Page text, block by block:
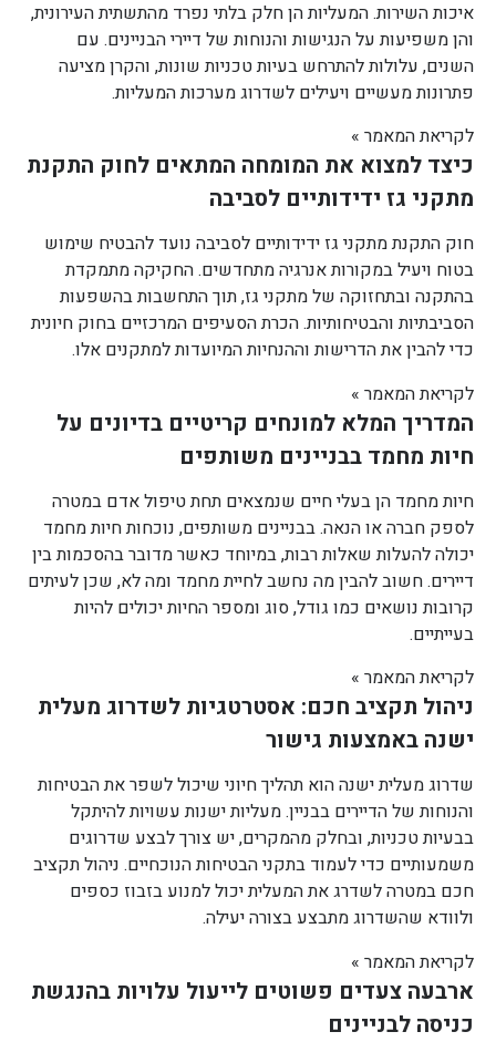
איכות השירות. המעליות הן חלק בלתי נפרד מהתשתית העירונית,
והן משפיעות על הנגישות והנוחות של דיירי הבניינים. עם
השנים, עלולות להתרחש בעיות טכניות שונות, והקרן מציעה
פתרונות מעשיים ויעילים לשדרוג מערכות המעליות.
לקריאת המאמר »
כיצד למצוא את המומחה המתאים לחוק התקנת
מתקני גז ידידותיים לסביבה
חוק התקנת מתקני גז ידידותיים לסביבה נועד להבטיח שימוש
בטוח ויעיל במקורות אנרגיה מתחדשים. החקיקה מתמקדת
בהתקנה ובתחזוקה של מתקני גז, תוך התחשבות בהשפעות
הסביבתיות והבטיחותיות. הכרת הסעיפים המרכזיים בחוק חיונית
כדי להבין את הדרישות וההנחיות המיועדות למתקנים אלו.
לקריאת המאמר »
המדריך המלא למונחים קריטיים בדיונים על
חיות מחמד בבניינים משותפים
חיות מחמד הן בעלי חיים שנמצאים תחת טיפול אדם במטרה
לספק חברה או הנאה. בבניינים משותפים, נוכחות חיות מחמד
יכולה להעלות שאלות רבות, במיוחד כאשר מדובר בהסכמות בין
דיירים. חשוב להבין מה נחשב לחיית מחמד ומה לא, שכן לעיתים
קרובות נושאים כמו גודל, סוג ומספר החיות יכולים להיות
בעייתיים.
לקריאת המאמר »
ניהול תקציב חכם: אסטרטגיות לשדרוג מעלית
ישנה באמצעות גישור
שדרוג מעלית ישנה הוא תהליך חיוני שיכול לשפר את הבטיחות
והנוחות של הדיירים בבניין. מעליות ישנות עשויות להיתקל
בבעיות טכניות, ובחלק מהמקרים, יש צורך לבצע שדרוגים
משמעותיים כדי לעמוד בתקני הבטיחות הנוכחיים. ניהול תקציב
חכם במטרה לשדרג את המעלית יכול למנוע בזבוז כספים
ולוודא שהשדרוג מתבצע בצורה יעילה.
לקריאת המאמר »
ארבעה צעדים פשוטים לייעול עלויות בהנגשת
כניסה לבניינים